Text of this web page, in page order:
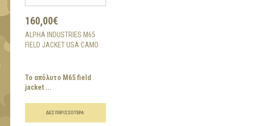
160,00€
ALPHA INDUSTRIES M65
FIELD JACKET USA CAMO
Το απόλυτο Μ65 field
jacket ...
ΔΕΣ ΠΕΡΙΣΣΌΤΕΡΑ